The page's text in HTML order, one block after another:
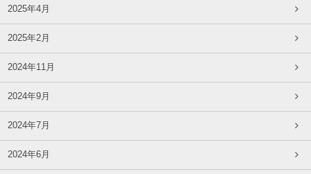
2025年4月
2025年2月
2024年11月
2024年9月
2024年7月
2024年6月